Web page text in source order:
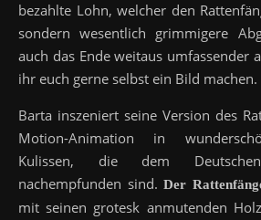
bezahlte Lohn, welcher den
sondern wesentlich grimmigere
auch das Ende weitaus umfassender
ihr euch gerne selbst ein Bild machen.
Barta inszeniert seine Version des
Motion-Animation in
Kulissen, die dem Deutschen
nachempfunden sind.Der
mit seinen grotesk anmutenden